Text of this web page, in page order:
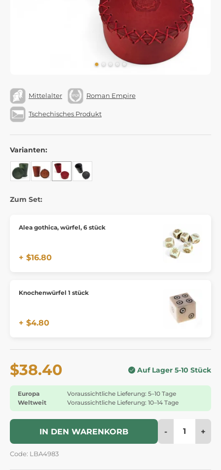
Mittelalter Roman Empire
Tschechisches Produkt
Varianten:
Zum Set:
Alea gothica, würfel, 6 stück
+ $16.80
Knochenwürfel 1 stück
+ $4.80
$38.40 Auf Lager 5-10 Stück
Europa
Voraussichtliche Lieferung: 5–10 Tage
Weltweit
Voraussichtliche Lieferung: 10–14 Tage
IN DEN WARENKORB - +
Code: LBA4983